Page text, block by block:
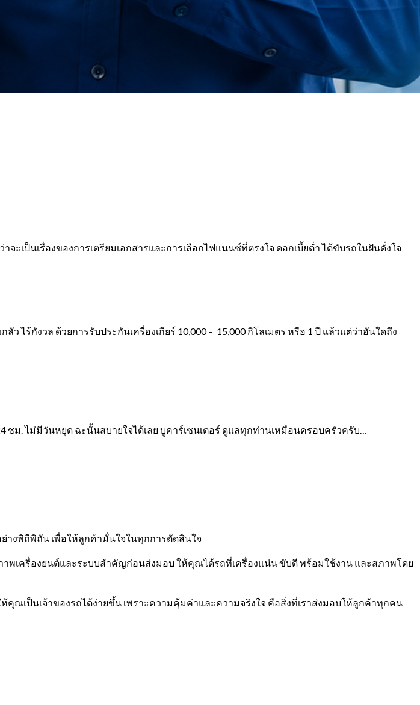
ป็นเรื่องของการเตรียมเอกสารและการเลือกไฟแนนซ์ที่ตรงใจ ดอกเบี้ยต่ำ ได้ขับรถในฝันดั่งใจ
ไร้กังวล ด้วยการรับประกันเครื่องเกียร์ 10,000 – 15,000 กิโลเมตร หรือ 1 ปี แล้วแต่ว่าอันใดถึง
ชม. ไม่มีวันหยุด ฉะนั้นสบายใจได้เลย บูคาร์เซนเตอร์ ดูแลทุกท่านเหมือนครอบครัวครับ…
งพิถีพิถัน เพื่อให้ลูกค้ามั่นใจในทุกการตัดสินใจ
พเครื่องยนต์และระบบสำคัญก่อนส่งมอบ ให้คุณได้รถที่เครื่องแน่น ขับดี พร้อมใช้งาน และสภาพโดย
ณเป็นเจ้าของรถได้ง่ายขึ้น เพราะความคุ้มค่าและความจริงใจ คือสิ่งที่เราส่งมอบให้ลูกค้าทุกคน